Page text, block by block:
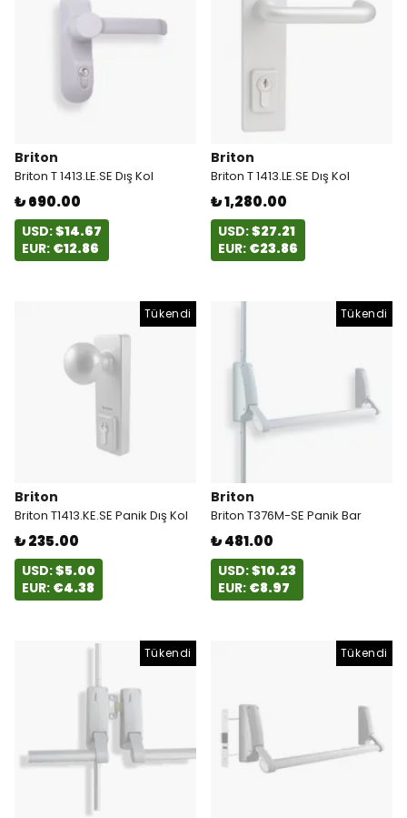
Briton
Briton T 1413.LE.SE Dış Kol
₺ 690.00
USD:$14.67
EUR: €12.86
Briton
Briton T 1413.LE.SE Dış Kol
₺ 1,280.00
USD:$27.21
EUR: €23.86
Tükendi
Briton
Briton T1413.KE.SE Panik Dış Kol
₺ 235.00
USD:$5.00
EUR: €4.38
Tükendi
Briton
Briton T376M-SE Panik Bar
₺ 481.00
USD:$10.23
EUR: €8.97
Tükendi Tükendi